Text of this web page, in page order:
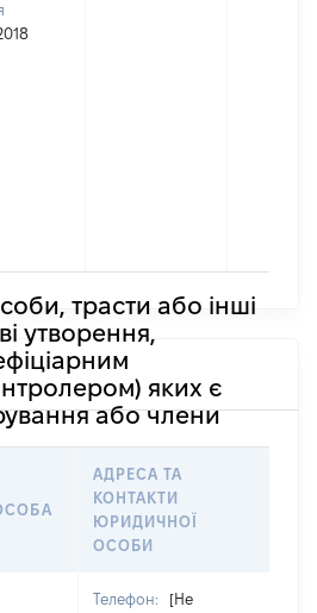
трасти або інші
утворення,
яких є
або члени
АДРЕСА ТА
КОНТАКТИ
ЮРИДИЧНОЇ
ОСОБИ
Телефон:
[Не